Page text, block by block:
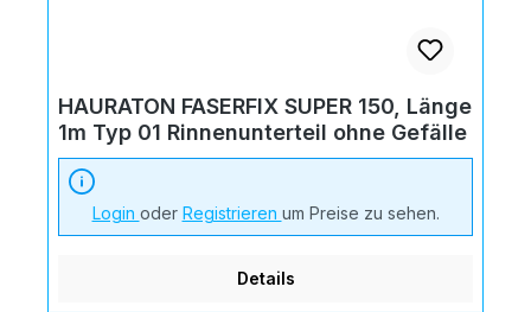
HAURATON FASERFIX SUPER 150, Länge
1m Typ 01 Rinnenunterteil ohne Gefälle
Login oder Registrieren um Preise zu sehen.
Details